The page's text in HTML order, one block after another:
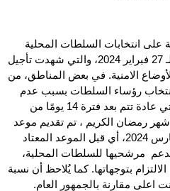
انتخابات السلطات المحلية
التي أقيمت يوم الثلاثاء الموافق لـ 27 فبراير 2024، والتي شهدت تأجيل
الامنية. في بعض المناطق، من
انتخاب رؤساء السلطات بسبب عدم
تجاوز احد منهم نسبة الحسم، والتي عادة تتم بعد فترة 14 يومًا من
شهر رمضان الكريم ، تم تقديم موعد
الجولة الثانية إلى يوم الأحد 10 مارس 2024، أي قبل الموعد المعتاد
مرشحيها للسلطات المحلية،
بتوجهاتها. كما يُلاحظ أن نسبة
اعلى مقارنة بالجمهور العام.